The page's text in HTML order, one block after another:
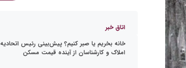
اتاق خبر
خانه بخریم یا صبر کنیم؟ پیش‌بینی رئیس اتحادیه
املاک و کارشناسان از آینده قیمت مسکن